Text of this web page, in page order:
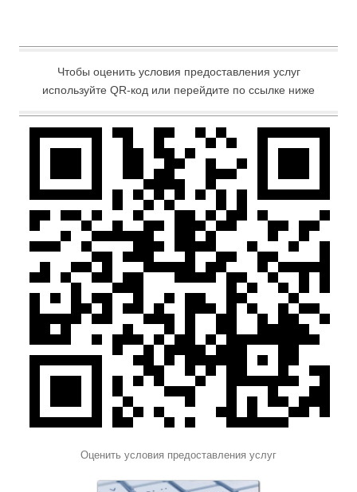
Чтобы оценить условия предоставления услуг
используйте QR-код или перейдите по ссылке ниже
Оценить условия предоставления услуг